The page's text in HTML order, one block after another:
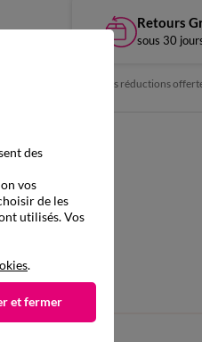
Retours
sous 30
*exclu des réductions
des
vos
de les
utilisés. Vos
.
et fermer